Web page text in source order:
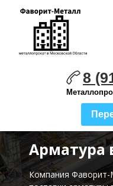
8
Арматура
Компания